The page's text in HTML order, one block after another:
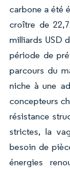
carbone a été
croître de
milliards USD
période de
parcours du
niche à une
concepteurs
résistance
strictes, la
besoin de
énergies